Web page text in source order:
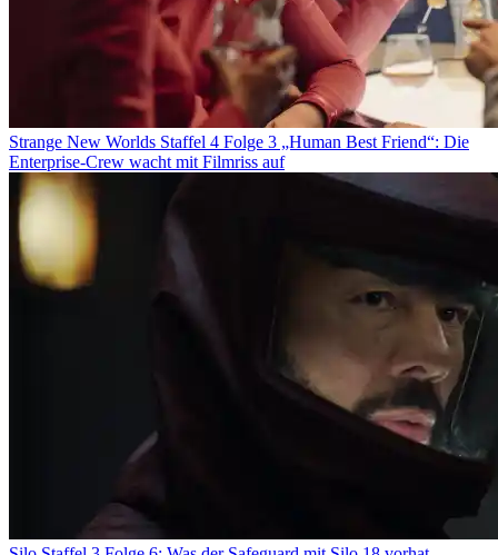
Strange New Worlds Staffel 4 Folge 3 „Human Best Friend“: Die
Enterprise-Crew wacht mit Filmriss auf